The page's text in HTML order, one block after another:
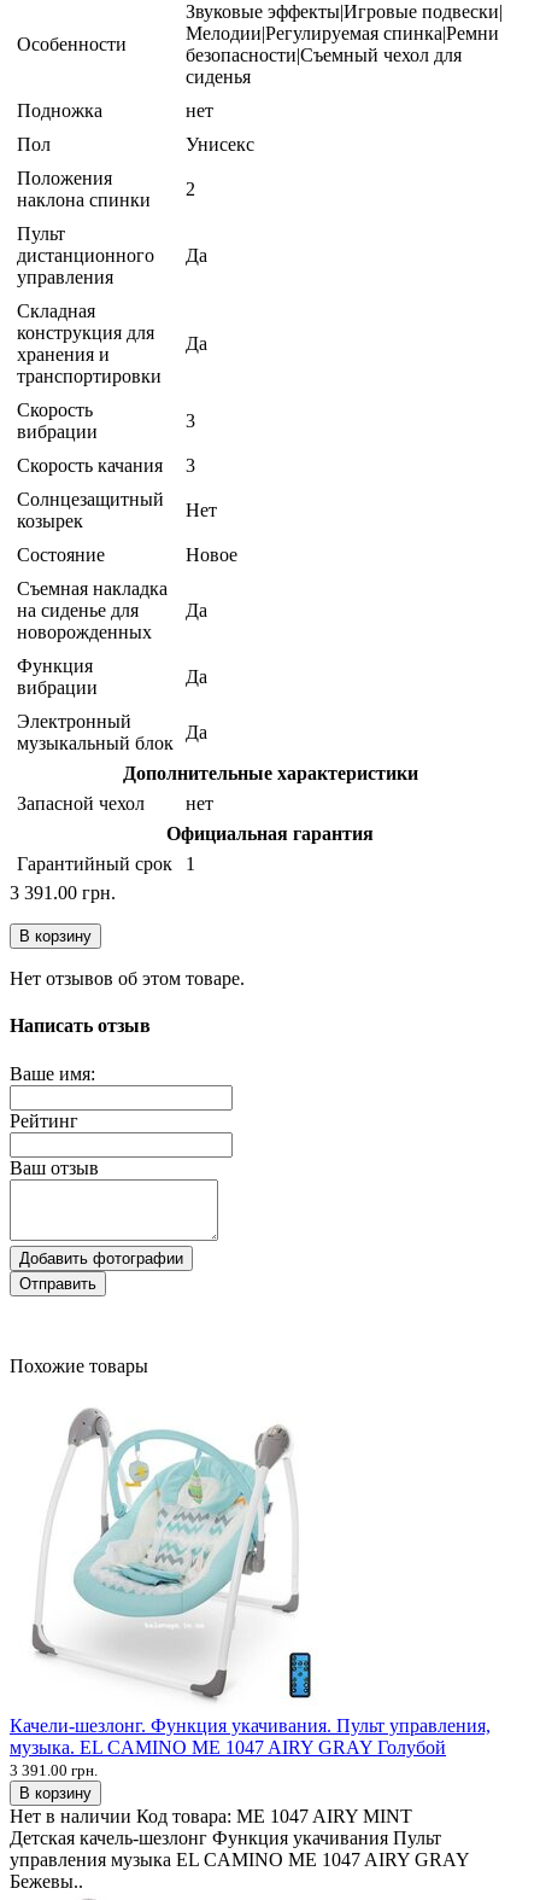
Особенности
Звуковые эффекты|Игровые подвески|
Мелодии|Регулируемая спинка|Ремни
безопасности|Съемный чехол для
сиденья
Подножка
нет
Пол
Унисекс
Положения
наклона спинки
2
Пульт
дистанционного
управления
Да
Складная
конструкция для
хранения и
транспортировки
Да
Скорость
вибрации
3
Скорость качания
3
Солнцезащитный
козырек
Нет
Состояние
Новое
Съемная накладка
на сиденье для
новорожденных
Да
Функция
вибрации
Да
Электронный
музыкальный блок
Да
Дополнительные характеристики
Запасной чехол
нет
Официальная гарантия
Гарантийный срок
1
3 391.00 грн.
В корзину
Нет отзывов об этом товаре.
Написать отзыв
Ваше имя:
Рейтинг
Ваш отзыв
Добавить фотографии
Отправить
Похожие товары
Качели-шезлонг. Функция укачивания. Пульт управления,
музыка. EL CAMINO ME 1047 AIRY GRAY Голубой
3 391.00 грн.
В корзину
Нет в наличии Код товара: ME 1047 AIRY MINT
Детская качель-шезлонг Функция укачивания Пульт
управления музыка EL CAMINO ME 1047 AIRY GRAY
Бежевы..